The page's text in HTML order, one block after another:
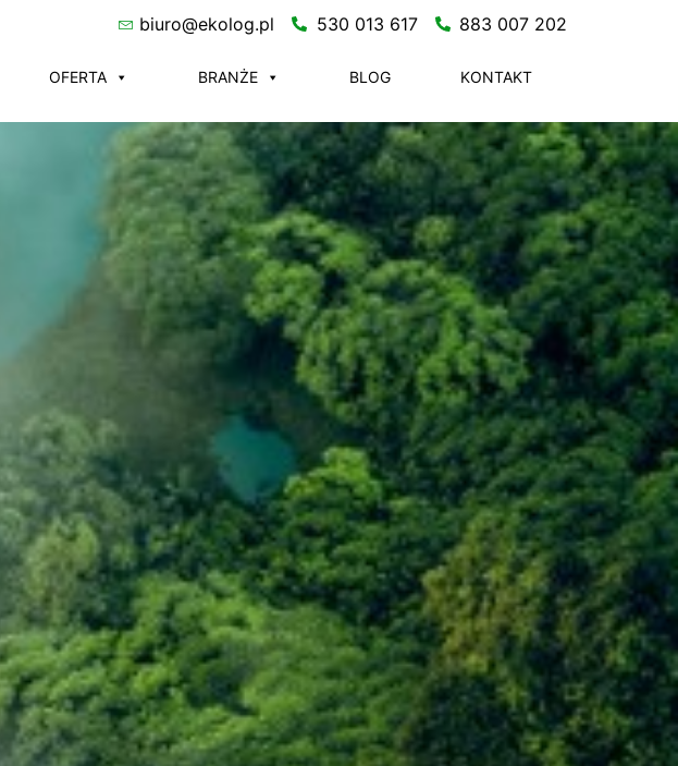
biuro@ekolog.pl 530 013 617 883 007 202
OFERTA BRANŻE BLOG KONTAKT